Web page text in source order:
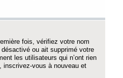
fois, vérifiez votre nom
ou ait supprimé votre
les utilisateurs qui n’ont rien
inscrivez-vous à nouveau et